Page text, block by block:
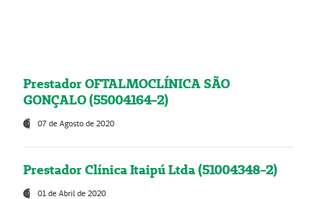
Prestador OFTALMOCLÍNICA SÃO
GONÇALO (55004164-2)
07 de Agosto de 2020
Prestador Clínica Itaipú Ltda (51004348-2)
01 de Abril de 2020